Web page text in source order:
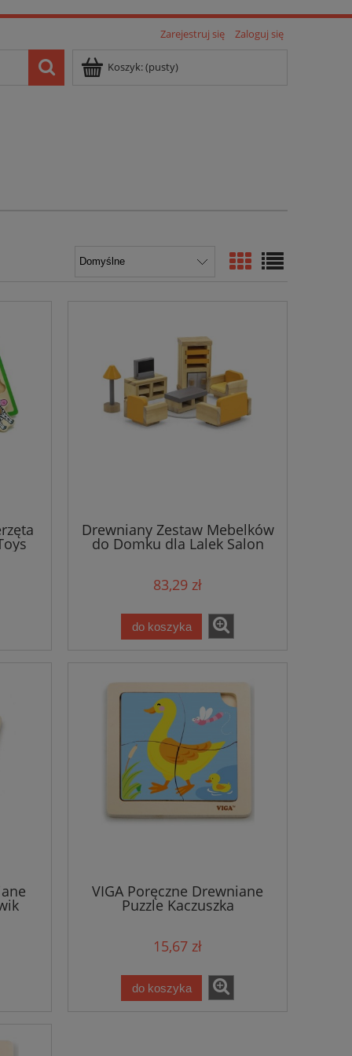
Zarejestruj się Zaloguj się
Koszyk:(pusty)
Drewniany Zestaw Mebelków
do Domku dla Lalek Salon
83,29 zł
do koszyka
VIGA Poręczne Drewniane
Puzzle Kaczuszka
15,67 zł
do koszyka